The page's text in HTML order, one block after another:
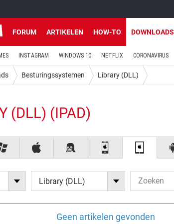
FORUM ARTIKELEN HOW-TO DOWNLOADS
INSTAGRAM WINDOWS 10 NETFLIX CORONAVIRUS
Besturingssystemen Library (DLL)
(DLL) (IPAD)
Library (DLL)
Geen artikelen gevonden